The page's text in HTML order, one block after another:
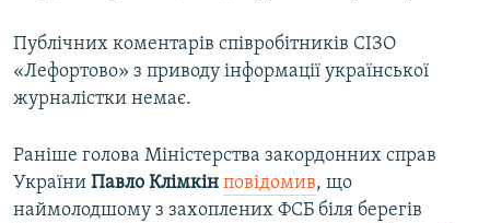
Публічних коментарів співробітників СІЗО
«Лефортово» з приводу інформації української
журналістки немає.
Раніше голова Міністерства закордонних справ
України Павло Клімкін повідомив, що
наймолодшому з захоплених ФСБ біля берегів